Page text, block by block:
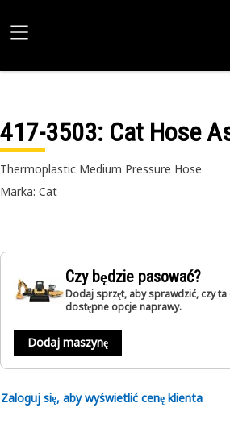
417-3503: Cat Hose
Thermoplastic Medium Pressure Hose
Marka: Cat
Czy będzie pasować?
Dodaj sprzęt, aby sprawdzić, czy ta
dostępne opcje naprawy.
Dodaj maszynę
Zaloguj się, aby wyświetlić cenę klienta